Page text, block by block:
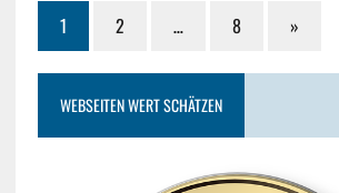
1 2 … 8 »
WEBSEITEN WERT SCHÄTZEN